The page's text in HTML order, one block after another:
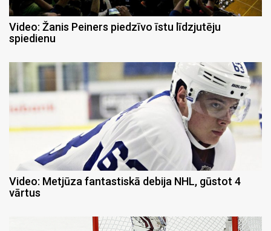
Video: Žanis Peiners piedzīvo īstu līdzjutēju
spiedienu
Video: Metjūza fantastiskā debija NHL, gūstot 4
vārtus